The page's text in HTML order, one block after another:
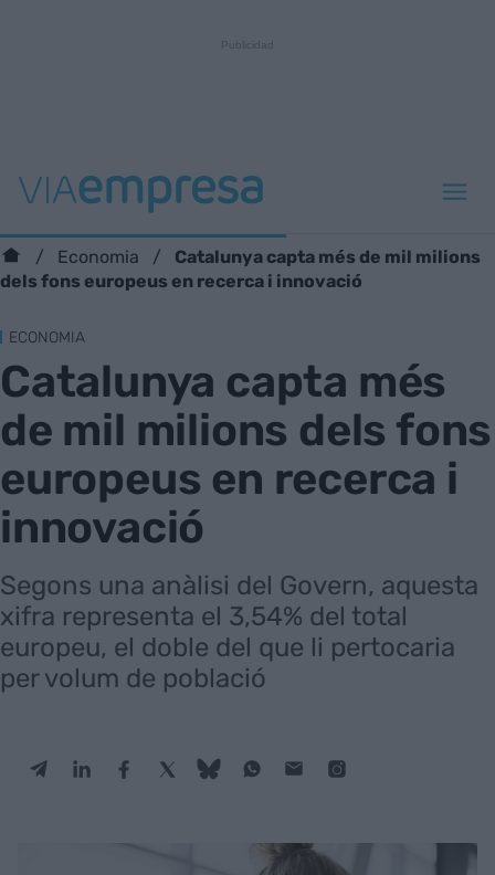
Economia
Catalunya capta més de mil milions
dels fons europeus en recerca i innovació
ECONOMIA
Catalunya capta més
de mil milions dels fons
europeus en recerca i
innovació
Segons una anàlisi del Govern, aquesta
xifra representa el 3,54% del total
europeu, el doble del que li pertocaria
per volum de població